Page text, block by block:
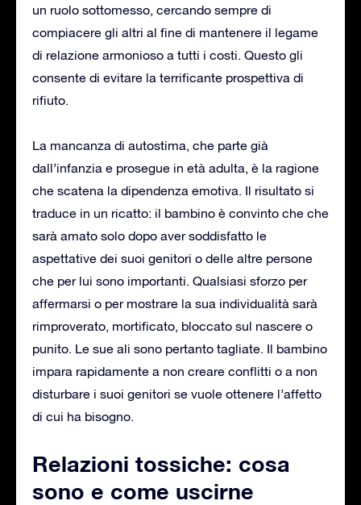
un ruolo sottomesso, cercando sempre di
compiacere gli altri al fine di mantenere il legame
di relazione armonioso a tutti i costi. Questo gli
consente di evitare la terrificante prospettiva di
rifiuto.
La mancanza di autostima, che parte già
dall’infanzia e prosegue in età adulta, è la ragione
che scatena la dipendenza emotiva. Il risultato si
traduce in un ricatto: il bambino è convinto che che
sarà amato solo dopo aver soddisfatto le
aspettative dei suoi genitori o delle altre persone
che per lui sono importanti. Qualsiasi sforzo per
affermarsi o per mostrare la sua individualità sarà
rimproverato, mortificato, bloccato sul nascere o
punito. Le sue ali sono pertanto tagliate. Il bambino
impara rapidamente a non creare conflitti o a non
disturbare i suoi genitori se vuole ottenere l’affetto
di cui ha bisogno.
Relazioni tossiche: cosa
sono e come uscirne